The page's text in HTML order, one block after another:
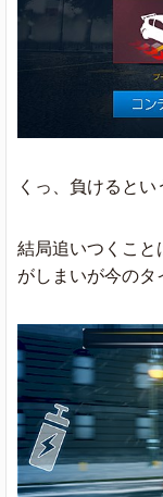
くっ、負けるとい
結局追いつくこと
がしまいが今のタ